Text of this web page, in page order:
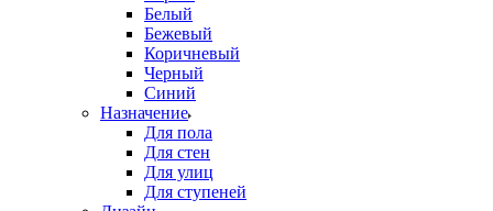
Белый
Бежевый
Коричневый
Черный
Синий
Назначение
Для пола
Для стен
Для улиц
Для ступеней